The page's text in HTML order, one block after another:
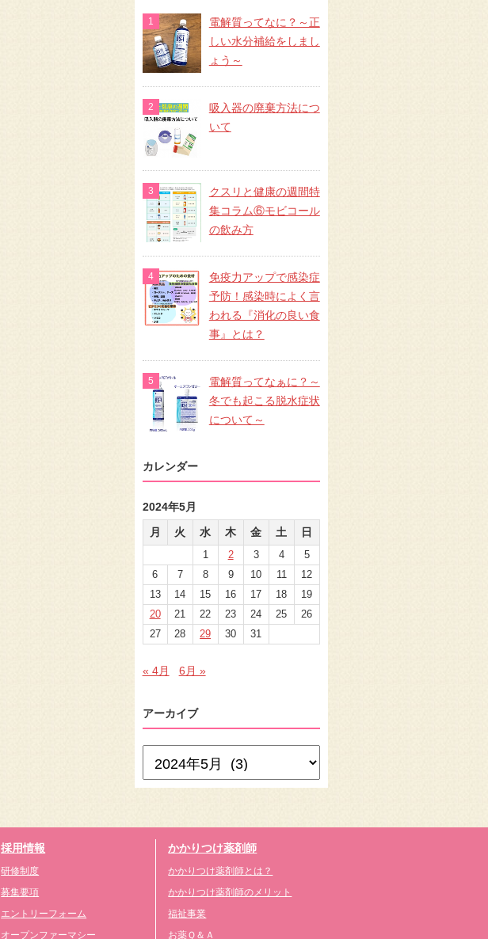
電解質ってなに？～正
しい水分補給をしまし
ょう～
吸入器の廃棄方法につ
いて
クスリと健康の週間特
集コラム⑥モビコール
の飲み方
免疫力アップで感染症
予防！感染時によく言
われる『消化の良い食
事』とは？
電解質ってなぁに？～
冬でも起こる脱水症状
について～
カレンダー
2024年5月
月
火 水 木 金 土 日
1 2 3 4
5
6
7 8 9 10 11
12
13
14 15 16 17 18
19
20
21 22 23 24 25
26
27
28 29 30 31
« 4月 6月 »
アーカイブ
採用情報
研修制度
募集要項
エントリーフォーム
オープンファーマシー
かかりつけ薬剤師
かかりつけ薬剤師とは？
かかりつけ薬剤師のメリット
福祉事業
お薬Ｑ＆Ａ